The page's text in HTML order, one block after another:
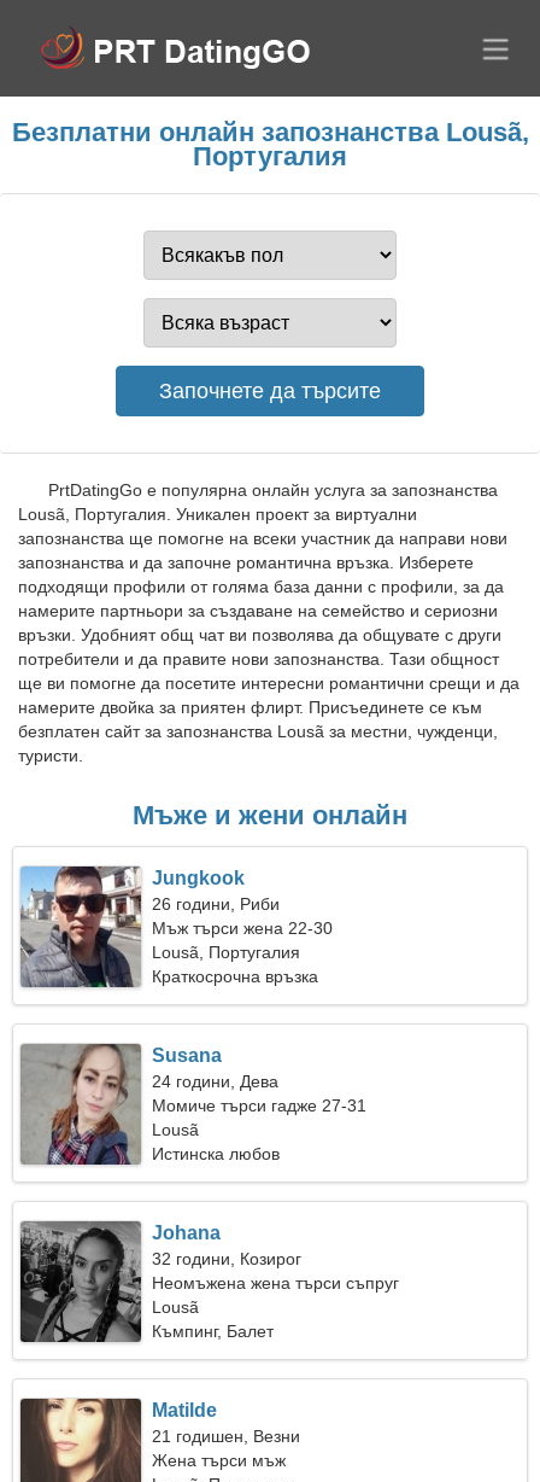
Безплатни онлайн запознанства Lousã,
Португалия
PrtDatingGo е популярна онлайн услуга за запознанства
Lousã, Португалия. Уникален проект за виртуални
запознанства ще помогне на всеки участник да направи нови
запознанства и да започне романтична връзка. Изберете
подходящи профили от голяма база данни с профили, за да
намерите партньори за създаване на семейство и сериозни
връзки. Удобният общ чат ви позволява да общувате с други
потребители и да правите нови запознанства. Тази общност
ще ви помогне да посетите интересни романтични срещи и да
намерите двойка за приятен флирт. Присъединете се към
безплатен сайт за запознанства Lousã за местни, чужденци,
туристи.
Мъже и жени онлайн
Jungkook
26 години, Риби
Мъж търси жена 22-30
Lousã, Португалия
Краткосрочна връзка
Susana
24 години, Дева
Момиче търси гадже 27-31
Lousã
Истинска любов
Johana
32 години, Козирог
Неомъжена жена търси съпруг
Lousã
Къмпинг, Балет
Matilde
21 годишен, Везни
Жена търси мъж